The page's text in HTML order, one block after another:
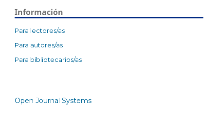
Información
Para lectores/as
Para autores/as
Para bibliotecarios/as
Open Journal Systems